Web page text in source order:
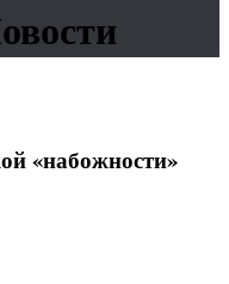
«набожности»